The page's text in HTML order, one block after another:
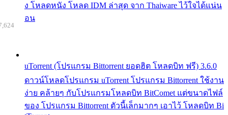
ง โหลดหนัง โหลด IDM ล่าสุด จาก Thaiware ไว้ใจได้แน่น
อน
uTorrent (โปรแกรม Bittorrent ยอดฮิต โหลดบิท ฟรี) 3.6.0
ดาวน์โหลดโปรแกรม uTorrent โปรแกรม Bittorrent ใช้งาน
ง่าย คล้ายๆ กับโปรแกรมโหลดบิท BitComet แต่ขนาดไฟล์
ของ โปรแกรม Bittorrent ตัวนี้เล็กมากๆ เอาไว้ โหลดบิท Bi